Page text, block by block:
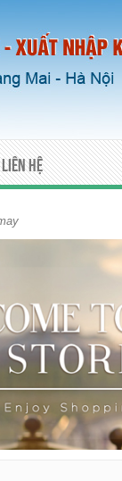
Liên hệ